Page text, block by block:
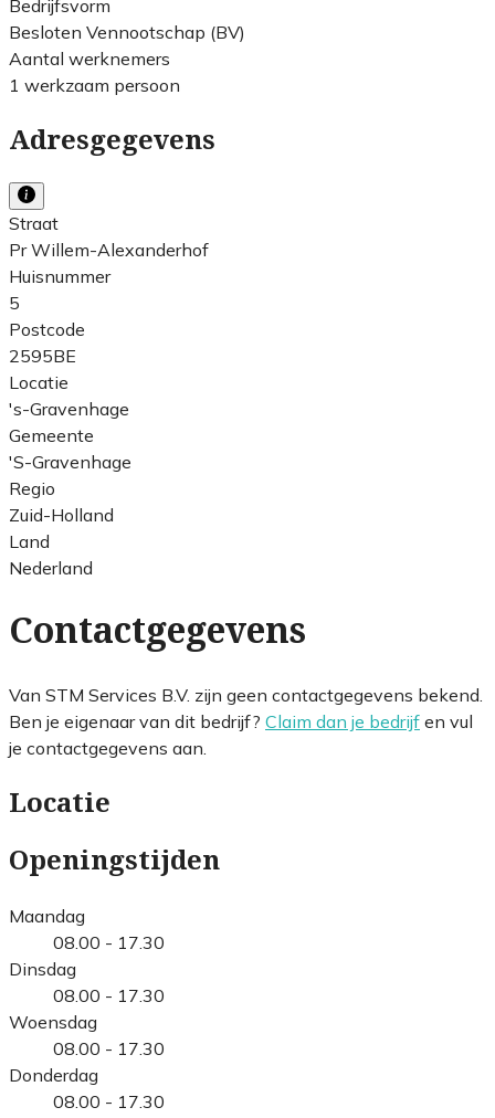
Bedrijfsvorm
Besloten Vennootschap (BV)
Aantal werknemers
1 werkzaam persoon
Adresgegevens
Straat
Pr Willem-Alexanderhof
Huisnummer
5
Postcode
2595BE
Locatie
's-Gravenhage
Gemeente
'S-Gravenhage
Regio
Zuid-Holland
Land
Nederland
Contactgegevens
Van STM Services B.V. zijn geen contactgegevens bekend.
Ben je eigenaar van dit bedrijf? Claim dan je bedrijf en vul
je contactgegevens aan.
Locatie
Openingstijden
Maandag
08.00 - 17.30
Dinsdag
08.00 - 17.30
Woensdag
08.00 - 17.30
Donderdag
08.00 - 17.30